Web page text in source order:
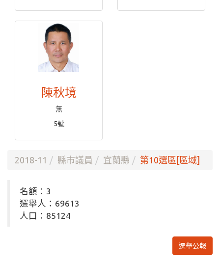
陳秋境
無
5號
2018-11 縣市議員 宜蘭縣 第10選區[區域]
名額：3
選舉人：69613
人口：85124
選舉公報